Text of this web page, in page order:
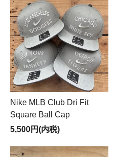
Nike MLB Club Dri Fit
Square Ball Cap
5,500円(内税)